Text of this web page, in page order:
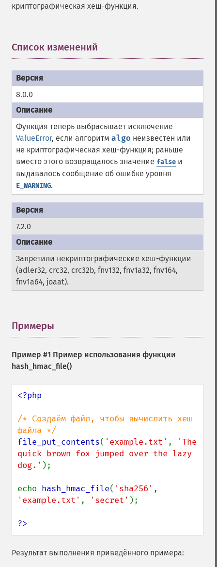
криптографическая хеш-функция.
Список изменений
8.0.0
Функция теперь выбрасывает исключение
ValueError, если алгоритм algo неизвестен или
не криптографическая хеш-функция; раньше
вместо этого возвращалось значение false и
выдавалось сообщение об ошибке уровня
E_WARNING.
7.2.0
Запретили некриптографические хеш-функции
(adler32, crc32, crc32b, fnv132, fnv1a32, fnv164,
fnv1a64, joaat).
Примеры
Пример #1 Пример использования функции
hash_hmac_file()
<?php
/* Создаём файл, чтобы вычислить хеш
file_put_contents( 'example.txt' ,
'The
quick brown fox jumped over the lazy
dog.' );
echo hash_hmac_file( 'sha256'
'example.txt' , 'secret' );
?>
Результат выполнения приведённого примера: